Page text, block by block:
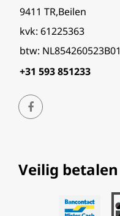
9411 TR,Beilen
kvk: 61225363
btw: NL854260523B01
+31 593 851233
Veilig betalen